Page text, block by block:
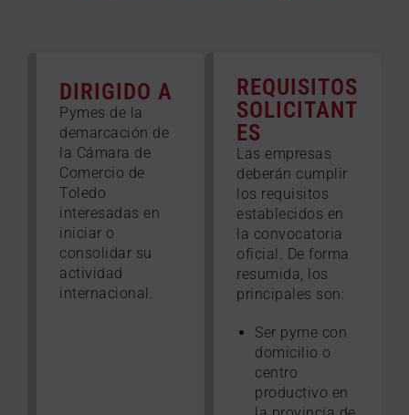
DIRIGIDO A
Pymes de la
demarcación de
la Cámara de
Comercio de
Toledo
interesadas en
iniciar o
consolidar su
actividad
internacional.
REQUISITOS
SOLICITANT
ES
Las empresas
deberán cumplir
los requisitos
establecidos en
la convocatoria
oficial. De forma
resumida, los
principales son:
Ser pyme con
domicilio o
centro
productivo en